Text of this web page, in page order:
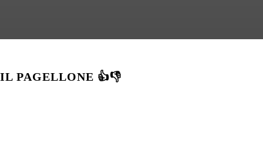
IL PAGELLONE 👍👎